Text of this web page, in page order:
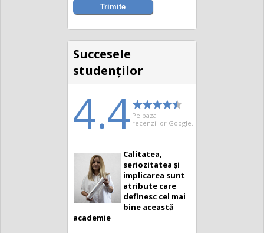
Succesele
studenţilor
4.4 Pe baza
recenziilor Google.
Calitatea,
seriozitatea și
implicarea sunt
atribute care
definesc cel mai
bine această
academie